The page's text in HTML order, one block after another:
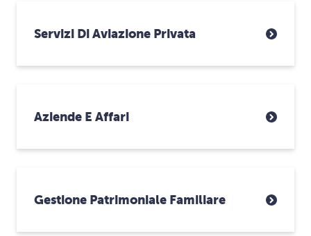
Servizi Di Aviazione Privata
Aziende E Affari
Gestione Patrimoniale Familiare